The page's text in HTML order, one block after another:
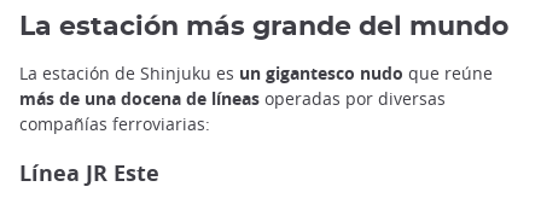
La estación más grande del mundo
La estación de Shinjuku es un gigantesco nudo que reúne
más de una docena de líneas operadas por diversas
compañías ferroviarias:
Línea JR Este